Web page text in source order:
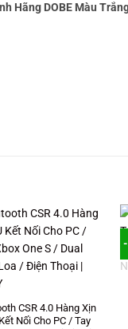
Hãng DOBE Màu
CSR 4.0 Hàng Xịn
Nối Cho PC / Tay